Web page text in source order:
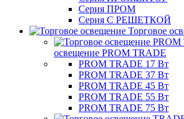
Серия ПРОМ
Серия С РЕШЕТКОЙ
Торговое
освещение PROM TRADE
PROM TRADE 17 Вт
PROM TRADE 37 Вт
PROM TRADE 45 Вт
PROM TRADE 55 Вт
PROM TRADE 75 Вт